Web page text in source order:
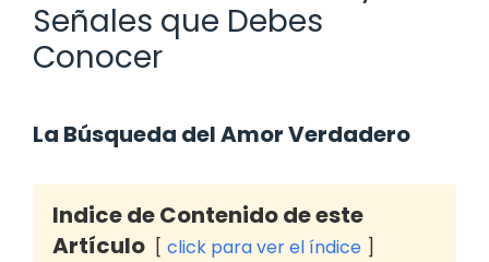
Señales que Debes
Conocer
La Búsqueda del Amor Verdadero
Indice de Contenido de este
Artículo
click para ver el índice